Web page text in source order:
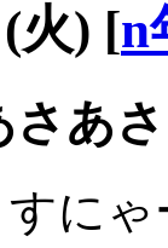
火) [n
さあ
にゃ